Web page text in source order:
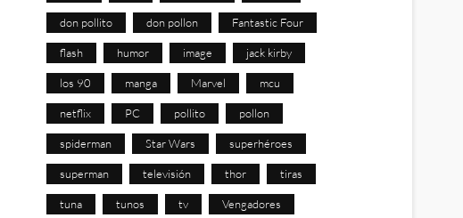
don pollito don pollon Fantastic Four
flash humor image jack kirby
los 90 manga Marvel mcu
netflix PC pollito pollon
spiderman Star Wars superhéroes
superman televisión thor tiras
tuna tunos tv Vengadores